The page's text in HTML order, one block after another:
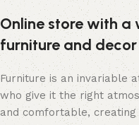
Online store with
furniture and decor
Furniture is an invariable
who give it the right
and comfortable,